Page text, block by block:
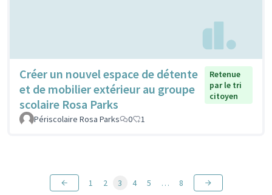
Créer un nouvel espace de détente
et de mobilier extérieur au groupe
scolaire Rosa Parks
Retenue
par le tri
citoyen
Périscolaire Rosa Parks 0 1
1 2 3 4 5 … 8